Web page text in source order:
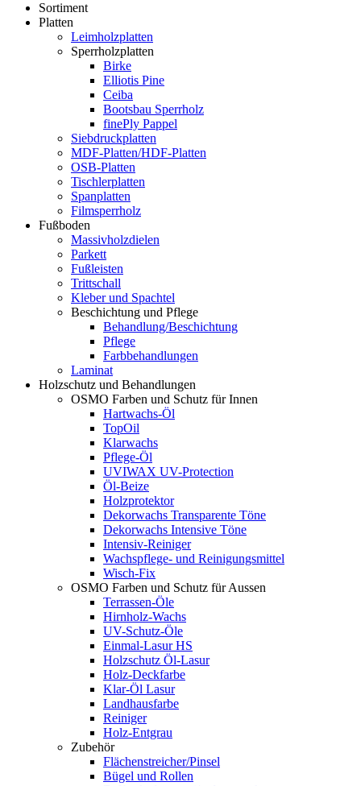
Sortiment
Platten
Leimholzplatten
Sperrholzplatten
Birke
Elliotis Pine
Ceiba
Bootsbau Sperrholz
finePly Pappel
Siebdruckplatten
MDF-Platten/HDF-Platten
OSB-Platten
Tischlerplatten
Spanplatten
Filmsperrholz
Fußboden
Massivholzdielen
Parkett
Fußleisten
Trittschall
Kleber und Spachtel
Beschichtung und Pflege
Behandlung/Beschichtung
Pflege
Farbbehandlungen
Laminat
Holzschutz und Behandlungen
OSMO Farben und Schutz für Innen
Hartwachs-Öl
TopOil
Klarwachs
Pflege-Öl
UVIWAX UV-Protection
Öl-Beize
Holzprotektor
Dekorwachs Transparente Töne
Dekorwachs Intensive Töne
Intensiv-Reiniger
Wachspflege- und Reinigungsmittel
Wisch-Fix
OSMO Farben und Schutz für Aussen
Terrassen-Öle
Hirnholz-Wachs
UV-Schutz-Öle
Einmal-Lasur HS
Holzschutz Öl-Lasur
Holz-Deckfarbe
Klar-Öl Lasur
Landhausfarbe
Reiniger
Holz-Entgrau
Zubehör
Flächenstreicher/Pinsel
Bügel und Rollen